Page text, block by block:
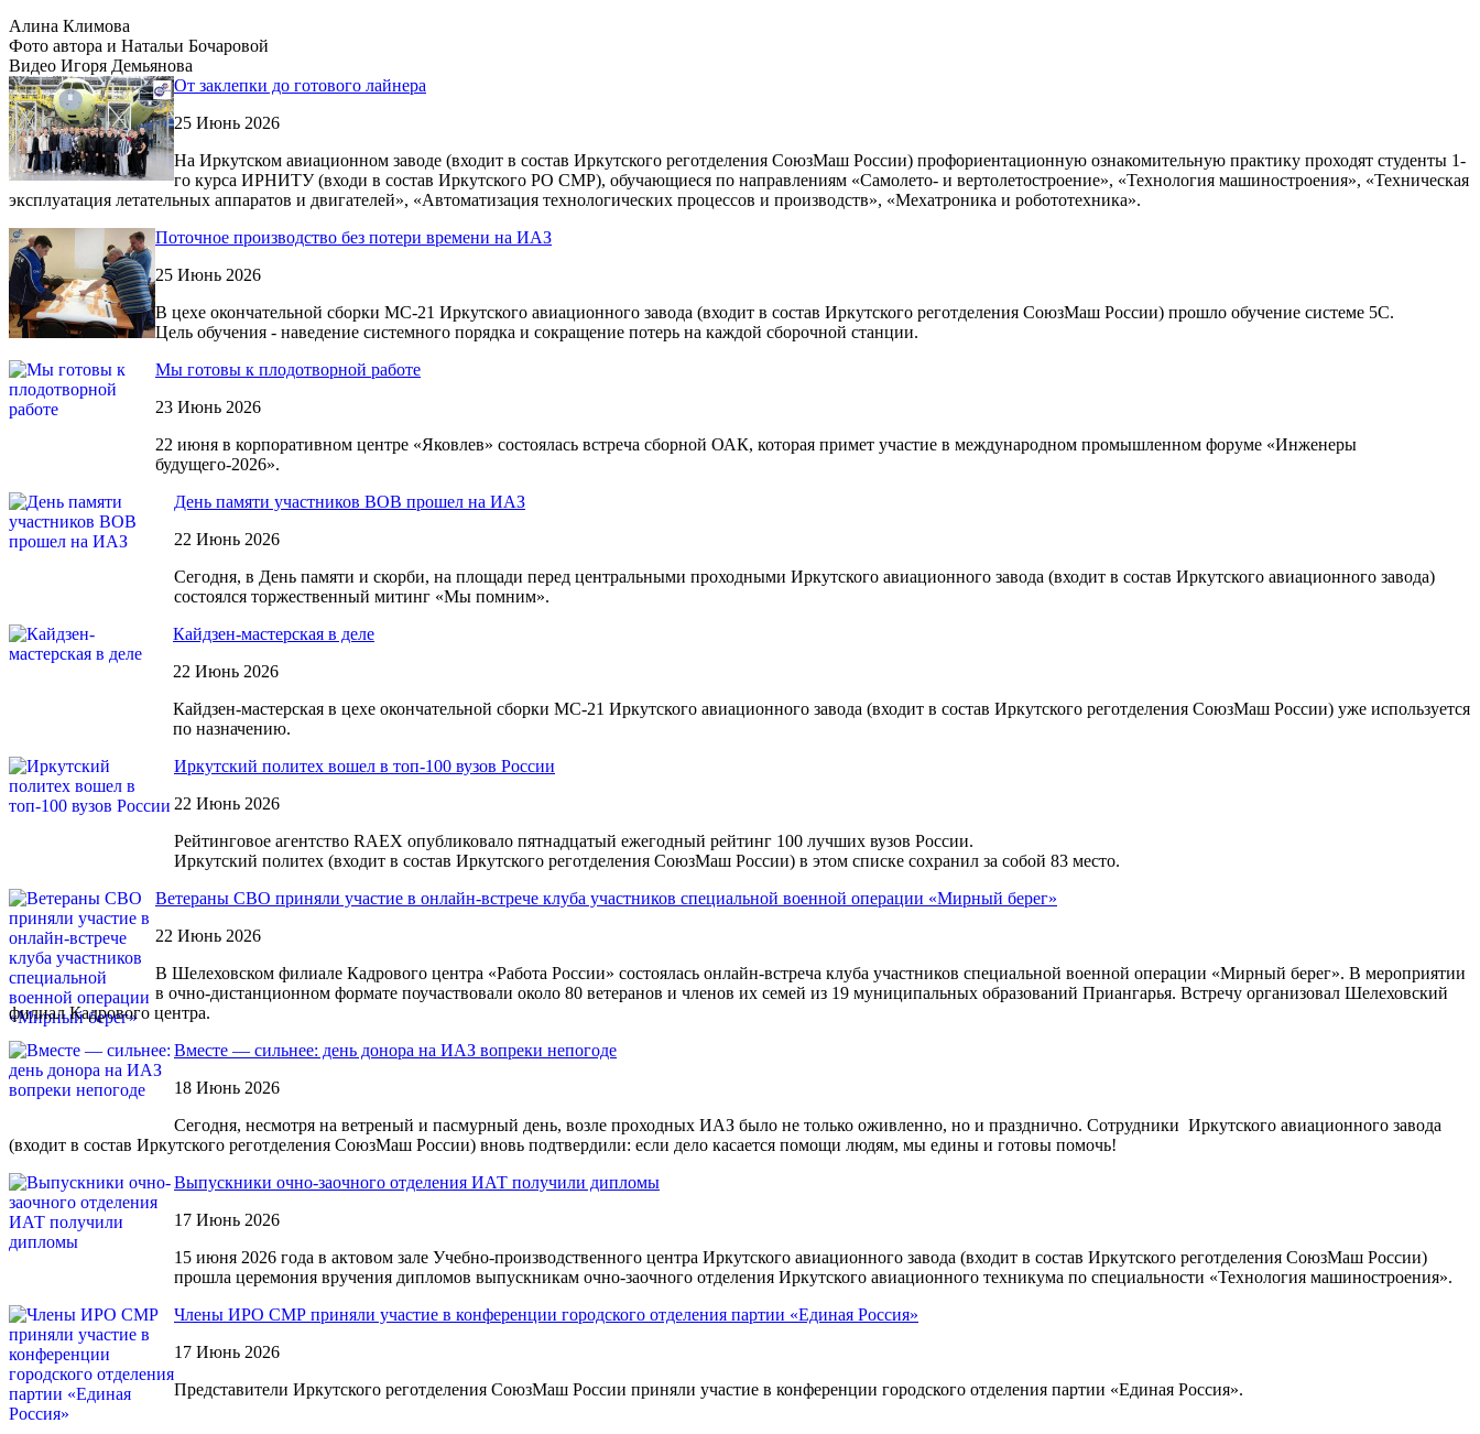
Алина Климова
Фото автора и Натальи Бочаровой
Видео Игоря Демьянова
От заклепки до готового лайнера
25 Июнь 2026
На Иркутском авиационном заводе (входит в состав Иркутского реготделения СоюзМаш России) профориентационную ознакомительную практику проходят студенты 1-
го курса ИРНИТУ (входи в состав Иркутского РО СМР), обучающиеся по направлениям «Самолето- и вертолетостроение», «Технология машиностроения», «Техническая
эксплуатация летательных аппаратов и двигателей», «Автоматизация технологических процессов и производств», «Мехатроника и робототехника».
Поточное производство без потери времени на ИАЗ
25 Июнь 2026
В цехе окончательной сборки МС-21 Иркутского авиационного завода (входит в состав Иркутского реготделения СоюзМаш России) прошло обучение системе 5С.
Цель обучения - наведение системного порядка и сокращение потерь на каждой сборочной станции.
Мы готовы к плодотворной работе
23 Июнь 2026
22 июня в корпоративном центре «Яковлев» состоялась встреча сборной ОАК, которая примет участие в международном промышленном форуме «Инженеры
будущего-2026».
День памяти участников ВОВ прошел на ИАЗ
22 Июнь 2026
Сегодня, в День памяти и скорби, на площади перед центральными проходными Иркутского авиационного завода (входит в состав Иркутского авиационного завода)
состоялся торжественный митинг «Мы помним».
Кайдзен-мастерская в деле
22 Июнь 2026
Кайдзен-мастерская в цехе окончательной сборки МС-21 Иркутского авиационного завода (входит в состав Иркутского реготделения СоюзМаш России) уже используется
по назначению.
Иркутский политех вошел в топ-100 вузов России
22 Июнь 2026
Рейтинговое агентство RAEX опубликовало пятнадцатый ежегодный рейтинг 100 лучших вузов России.
Иркутский политех (входит в состав Иркутского реготделения СоюзМаш России) в этом списке сохранил за собой 83 место.
Ветераны СВО приняли участие в онлайн-встрече клуба участников специальной военной операции «Мирный берег»
22 Июнь 2026
В Шелеховском филиале Кадрового центра «Работа России» состоялась онлайн-встреча клуба участников специальной военной операции «Мирный берег». В мероприятии
в очно-дистанционном формате поучаствовали около 80 ветеранов и членов их семей из 19 муниципальных образований Приангарья. Встречу организовал Шелеховский
филиал Кадрового центра.
Вместе — сильнее: день донора на ИАЗ вопреки непогоде
18 Июнь 2026
Сегодня, несмотря на ветреный и пасмурный день, возле проходных ИАЗ было не только оживленно, но и празднично. Сотрудники Иркутского авиационного завода
(входит в состав Иркутского реготделения СоюзМаш России) вновь подтвердили: если дело касается помощи людям, мы едины и готовы помочь!
Выпускники очно-заочного отделения ИАТ получили дипломы
17 Июнь 2026
15 июня 2026 года в актовом зале Учебно-производственного центра Иркутского авиационного завода (входит в состав Иркутского реготделения СоюзМаш России)
прошла церемония вручения дипломов выпускникам очно-заочного отделения Иркутского авиационного техникума по специальности «Технология машиностроения».
Члены ИРО СМР приняли участие в конференции городского отделения партии «Единая Россия»
17 Июнь 2026
Представители Иркутского реготделения СоюзМаш России приняли участие в конференции городского отделения партии «Единая Россия».